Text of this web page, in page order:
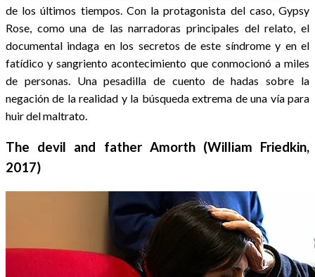
de los últimos tiempos. Con la protagonista del caso, Gypsy
Rose, como una de las narradoras principales del relato, el
documental indaga en los secretos de este síndrome y en el
fatídico y sangriento acontecimiento que conmocionó a miles
de personas. Una pesadilla de cuento de hadas sobre la
negación de la realidad y la búsqueda extrema de una vía para
huir del maltrato.
The devil and father Amorth (William Friedkin,
2017)